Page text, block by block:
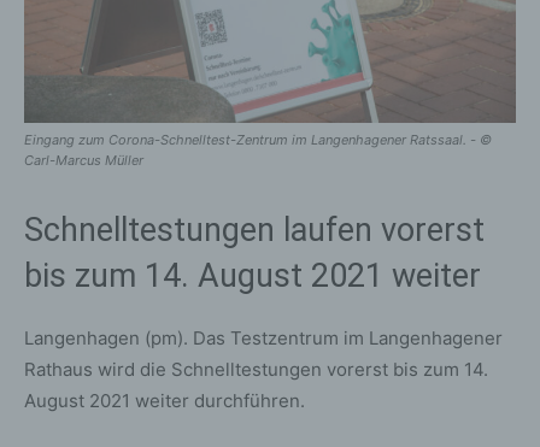
Eingang zum Corona-Schnelltest-Zentrum im Langenhagener Ratssaal. - ©
Carl-Marcus Müller
Schnelltestungen laufen vorerst
bis zum 14. August 2021 weiter
Langenhagen (pm). Das Testzentrum im Langenhagener
Rathaus wird die Schnelltestungen vorerst bis zum 14.
August 2021 weiter durchführen.